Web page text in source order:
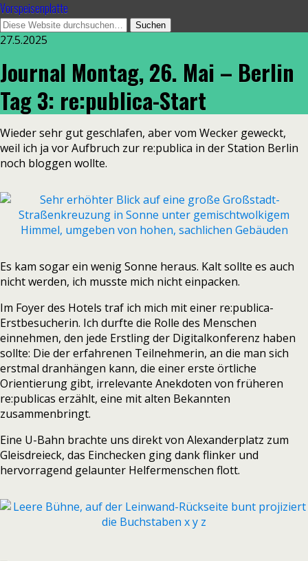
Vorspeisenplatte
27.5.2025
Journal Montag, 26. Mai – Berlin
Tag 3: re:publica-Start
Wieder sehr gut geschlafen, aber vom Wecker geweckt,
weil ich ja vor Aufbruch zur re:publica in der Station Berlin
noch bloggen wollte.
Es kam sogar ein wenig Sonne heraus. Kalt sollte es auch
nicht werden, ich musste mich nicht einpacken.
Im Foyer des Hotels traf ich mich mit einer re:publica-
Erstbesucherin. Ich durfte die Rolle des Menschen
einnehmen, den jede Erstling der Digitalkonferenz haben
sollte: Die der erfahrenen Teilnehmerin, an die man sich
erstmal dranhängen kann, die einer erste örtliche
Orientierung gibt, irrelevante Anekdoten von früheren
re:publicas erzählt, eine mit alten Bekannten
zusammenbringt.
Eine U-Bahn brachte uns direkt von Alexanderplatz zum
Gleisdreieck, das Einchecken ging dank flinker und
hervorragend gelaunter Helfermenschen flott.